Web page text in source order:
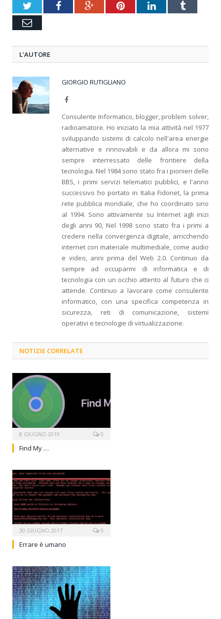
TwitterFacebookGoogle+PinterestLinkedInTumblr
Email
L'AUTORE
GIORGIO RUTIGLIANO
Facebook
Consulente Informatico, blogger, problem solver,
radioamatore. Ho iniziato la mia attività nel 1977
sviluppando sistemi di calcolo nell'area energie
alternative e rinnovabili e da allora mi sono
sempre interressato delle frontiere della
tecnologia. Nel 1984 sono stato fra i pionieri delle
BBS, i primi servizi telematici pubblici, e l'anno
successivo ho portato in Italia Fidonet, la prima
rete pubblica mondiale, che ho coordinato sino
al 1994. Sono attivamente su Internet agli inizi
degli anni 90, Nel 1998 sono stato fra i primi a
credere nella convergenza digitale, arricchendo
internet con materiale multimediale, come audio
e video, anni prima del Web 2.0. Continuo da
sempre ad occuparmi di informatica e di
tecnologia con un occhio attento al futuro che ci
attende. Continuo a lavorare come consulente
informatico, con una specifica competenza in
sicurezza, reti di comunicazione, sistemi
operativi e tecnologie di virtualizzazione.
NOTIZIE CORRELATE
8 GIUGNO 2019 0
Find My …
30 GIUGNO 2017 0
Errare è umano